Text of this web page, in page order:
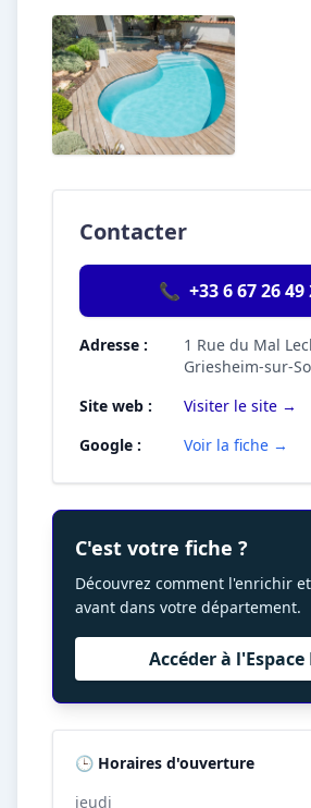
Contacter
📞 +33 6 67 26 49
Adresse :
1 Rue du Mal
Griesheim-sur-
Site web :
Visiter le site →
Google :
Voir la fiche →
C'est votre fiche ?
Découvrez comment l'enrichir
avant dans votre département.
Accéder à l'Espace
🕒 Horaires d'ouverture
jeudi